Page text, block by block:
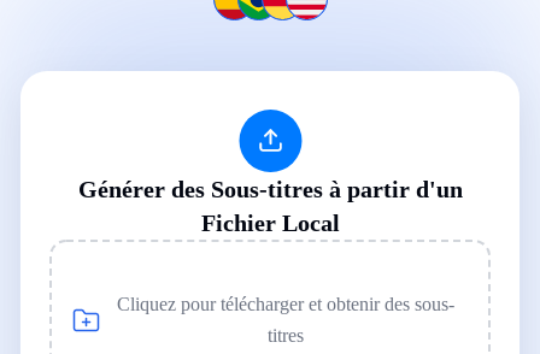
Générer des Sous-titres à partir d'un
Fichier Local
Cliquez pour télécharger et obtenir des sous-
titres